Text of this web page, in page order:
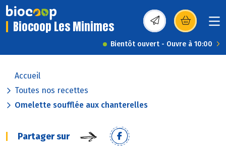
Biocoop Les Minimes (s’ouvre dans une
Bientôt ouvert - Ouvre à 10:00
Accueil
Toutes nos recettes
Omelette soufflée aux chanterelles
Partager sur